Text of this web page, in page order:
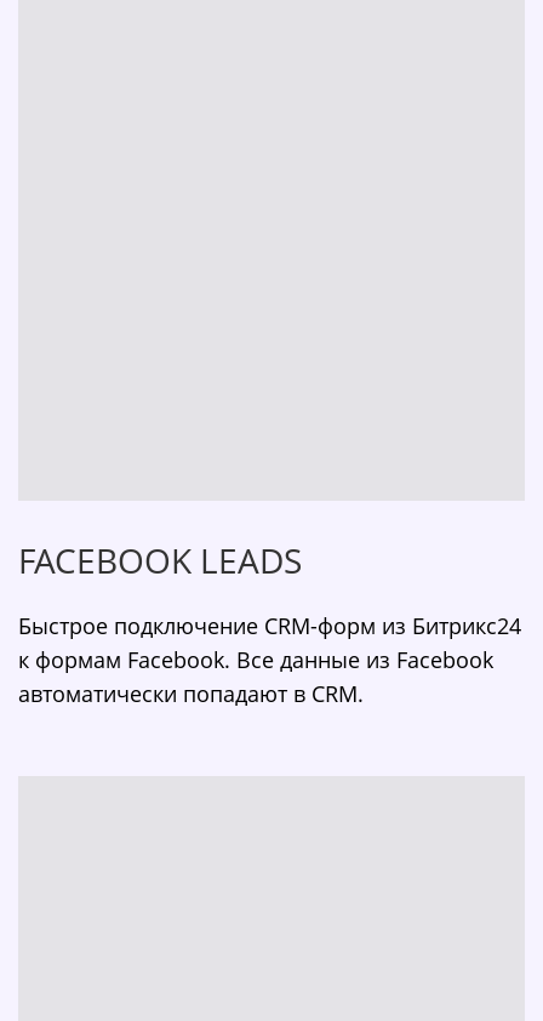
FACEBOOK LEADS
Быстрое подключение CRM-форм из Битрикс24
к формам Facebook. Все данные из Facebook
автоматически попадают в CRM.